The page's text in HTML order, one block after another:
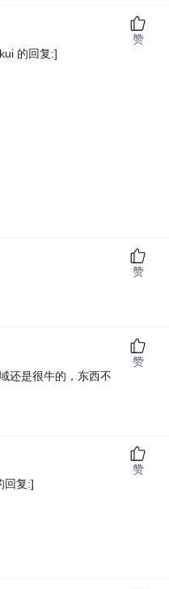
的回复:]
赞
赞
还是很牛的，东西不
赞
回复:]
赞